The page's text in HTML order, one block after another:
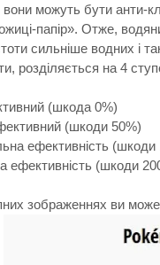
вони можуть бути анти-
папір». Отже,
сильніше водних і
розділяється на 4
(шкода 0%)
(шкоди 50%)
ефективність (шкоди
ефективність (шкоди
зображеннях ви